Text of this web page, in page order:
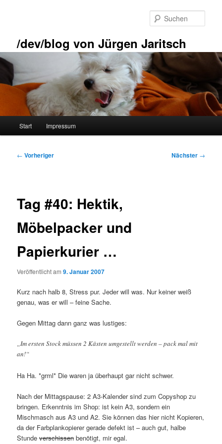
/dev/blog von Jürgen Jaritsch
Start Impressum
Beitragsnavigation
← Vorheriger Nächster →
Tag #40: Hektik,
Möbelpacker und
Papierkurier …
Veröffentlicht am9. Januar 2007
Kurz nach halb 8, Stress pur. Jeder will was. Nur keiner weiß
genau, was er will – feine Sache.
Gegen Mittag dann ganz was lustiges:
„Im ersten Stock müssen 2 Kästen umgestellt werden – pack mal mit
an!“
Ha Ha. *grml* Die waren ja überhaupt gar nicht schwer.
Nach der Mittagspause: 2 A3-Kalender sind zum Copyshop zu
bringen. Erkenntnis im Shop: ist kein A3, sondern ein
Mischmasch aus A3 und A2. Sie können das hier nicht Kopieren,
da der Farbplankopierer gerade defekt ist – auch gut, halbe
Stundeverschissen benötigt, mir egal.